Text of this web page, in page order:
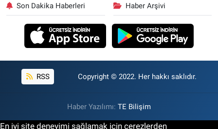
Son Dakika Haberleri Haber Arşivi
RSS Copyright © 2022. Her hakkı saklıdır.
Haber Yazılımı: TE Bilişim
En iyi site deneyimi sağlamak için çerezlerden